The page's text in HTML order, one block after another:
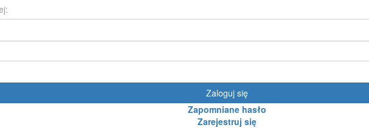
Zaloguj się
Zapomniane hasło
Zarejestruj się